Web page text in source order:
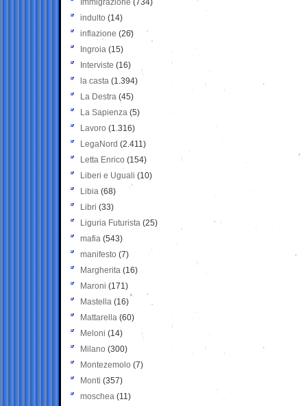
Immigrazione (734)
indulto (14)
inflazione (26)
Ingroia (15)
Interviste (16)
la casta (1.394)
La Destra (45)
La Sapienza (5)
Lavoro (1.316)
LegaNord (2.411)
Letta Enrico (154)
Liberi e Uguali (10)
Libia (68)
Libri (33)
Liguria Futurista (25)
mafia (543)
manifesto (7)
Margherita (16)
Maroni (171)
Mastella (16)
Mattarella (60)
Meloni (14)
Milano (300)
Montezemolo (7)
Monti (357)
moschea (11)